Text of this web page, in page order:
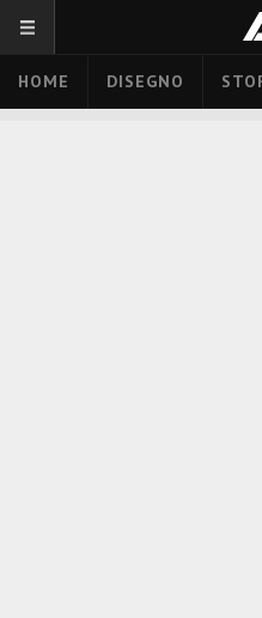
HOME DISEGNO